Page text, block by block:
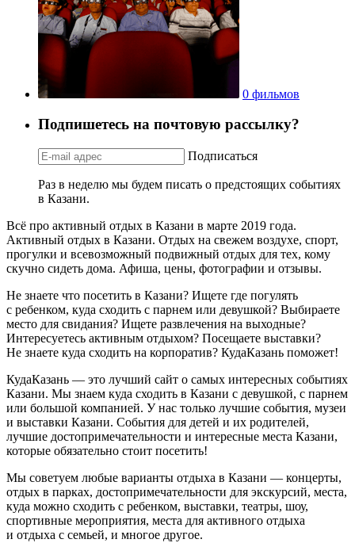
0 фильмов
Подпишетесь на почтовую рассылку?
Подписаться
Раз в неделю мы будем писать о предстоящих событиях
в Казани.
Всё про активный отдых в Казани в марте 2019 года.
Активный отдых в Казани. Отдых на свежем воздухе, спорт,
прогулки и всевозможный подвижный отдых для тех, кому
скучно сидеть дома. Афиша, цены, фотографии и отзывы.
Не знаете что посетить в Казани? Ищете где погулять
с ребенком, куда сходить с парнем или девушкой? Выбираете
место для свидания? Ищете развлечения на выходные?
Интересуетесь активным отдыхом? Посещаете выставки?
Не знаете куда сходить на корпоратив? КудаКазань поможет!
КудаКазань — это лучший сайт о самых интересных событиях
Казани. Мы знаем куда сходить в Казани с девушкой, с парнем
или большой компанией. У нас только лучшие события, музеи
и выставки Казани. События для детей и их родителей,
лучшие достопримечательности и интересные места Казани,
которые обязательно стоит посетить!
Мы советуем любые варианты отдыха в Казани — концерты,
отдых в парках, достопримечательности для экскурсий, места,
куда можно сходить с ребенком, выставки, театры, шоу,
спортивные мероприятия, места для активного отдыха
и отдыха с семьей, и многое другое.